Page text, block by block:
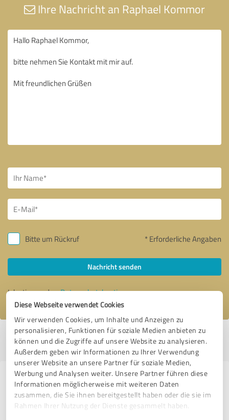
Diese Webseite verwendet Cookies
Wir verwenden Cookies, um Inhalte und Anzeigen zu
personalisieren, Funktionen für soziale Medien anbieten zu
können und die Zugriffe auf unsere Website zu analysieren.
Außerdem geben wir Informationen zu Ihrer Verwendung
unserer Website an unsere Partner für soziale Medien,
Werbung und Analysen weiter. Unsere Partner führen diese
Informationen möglicherweise mit weiteren Daten
zusammen, die Sie ihnen bereitgestellt haben oder die sie im
Rahmen Ihrer Nutzung der Dienste gesammelt haben.
Ihre Nachricht an Raphael Kommor
Bitte um Rückruf * Erforderliche Angaben
Nachricht senden
Ich stimme denDatenschutzbestimmungenzu.
Profil aktiv seit 21.05.2019 | Letzte Aktualisierung: 29.05.2020
melden
Erfahrungen zu weiteren
Anbietern aus dem Bereich
Bauwesen